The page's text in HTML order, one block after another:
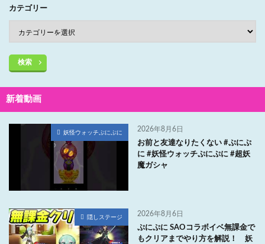
カテゴリー
検索
新着動画
妖怪ウォッチぷにぷに 2026年8月6日
お前と友達なりたくない #ぷにぷ
に #妖怪ウォッチぷにぷに #超妖
魔ガシャ
隠しステージ 2026年8月6日
ぷにぷに SAOコラボイベ無課金で
もクリアまでやり方を解説！ 妖